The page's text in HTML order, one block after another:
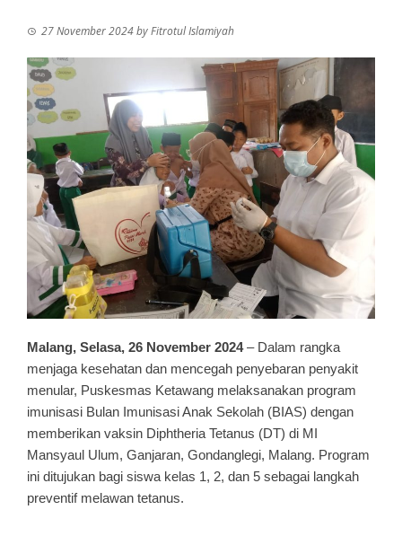
27 November 2024byFitrotul Islamiyah
Malang, Selasa, 26 November 2024– Dalam rangka
menjaga kesehatan dan mencegah penyebaran penyakit
menular, Puskesmas Ketawang melaksanakan program
imunisasi Bulan Imunisasi Anak Sekolah (BIAS) dengan
memberikan vaksin Diphtheria Tetanus (DT) di MI
Mansyaul Ulum, Ganjaran, Gondanglegi, Malang. Program
ini ditujukan bagi siswa kelas 1, 2, dan 5 sebagai langkah
preventif melawan tetanus.